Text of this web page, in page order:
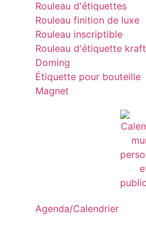
Rouleau d'étiquettes
Rouleau finition de luxe
Rouleau inscriptible
Rouleau d'étiquette kraft
Doming
Étiquette pour bouteille
Magnet
Agenda/Calendrier